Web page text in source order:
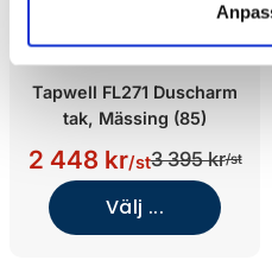
Tapwell FL271 Duscharm
tak, Mässing (85)
2 448 kr/st3 395 kr/st
Välj ...